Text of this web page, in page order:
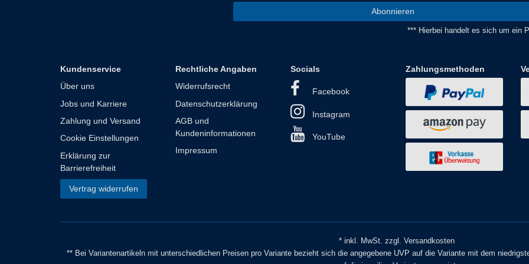
Abonnieren
*** Hierbei handelt es sich um ein
Kundenservice
Über uns
Jobs und Karriere
Zahlung und Versand
Cookie Einstellungen
Erklärung zur
Barrierefreiheit
Vertrag widerrufen
Rechtliche Angaben
Widerrufsrecht
Datenschutzerklärung
AGB und
Kundeninformationen
Impressum
Socials
Facebook
Instagram
YouTube
Zahlungsmethoden
* inkl. MwSt. zzgl. Versandkosten
** Bei Variantenartikeln mit unterschiedlichen Preisen pro Variante bezieht sich die angegebene UVP auf die Variante mit dem